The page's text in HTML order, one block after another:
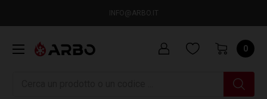
INFO@ARBO.IT
0